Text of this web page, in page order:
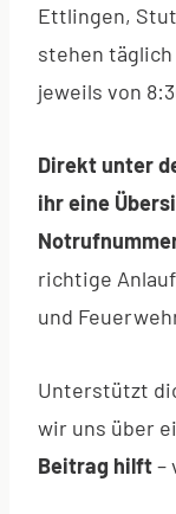
Ettlingen,
stehen
jeweils von
Direkt unter
ihr eine
richtige
und
Unterstützt
wir uns über
Beitrag hilft–